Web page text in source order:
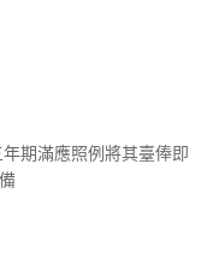
期滿應照例將其臺俸即